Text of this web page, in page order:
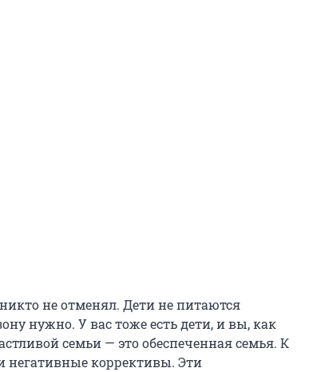
не отменял. Дети не питаются
нужно. У вас тоже есть дети, и вы, как
семьи — это обеспеченная семья. К
негативные коррективы. Эти